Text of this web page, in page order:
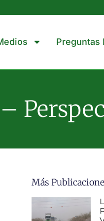
Preguntas
Más